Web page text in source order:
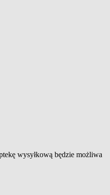
wysyłkową będzie możliwa